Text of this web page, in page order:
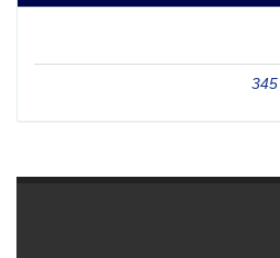
345